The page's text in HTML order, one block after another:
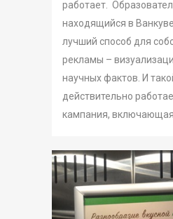
работает.
находящийся в
лучший способ для
рекламы –
научных фактов. И
действительно
кампания,